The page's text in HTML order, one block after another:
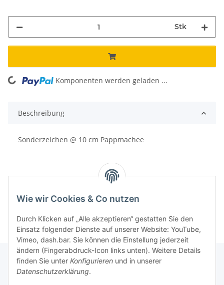
Wie wir Cookies & Co nutzen
Durch Klicken auf „Alle akzeptieren“ gestatten Sie den
Einsatz folgender Dienste auf unserer Website: YouTube,
Vimeo, dash.bar. Sie können die Einstellung jederzeit
ändern (Fingerabdruck-Icon links unten). Weitere Details
finden Sie unter Konfigurieren und in unserer
Datenschutzerklärung.
Stk
Loading... Komponenten werden geladen ...
Beschreibung
Sonderzeichen @ 10 cm Pappmachee